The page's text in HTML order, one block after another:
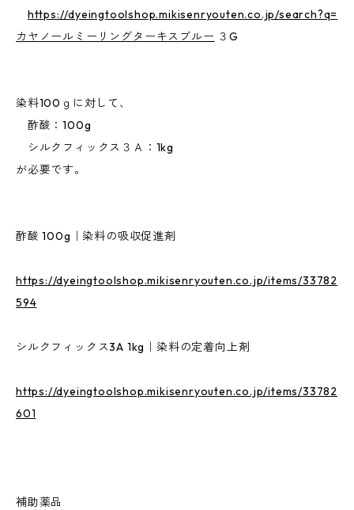
https://dyeingtoolshop.mikisenryouten.co.jp/search?q=
カヤノールミーリングターキスブルー ３G
染料100ｇに対して、
酢酸：100g
シルクフィックス３Ａ：1kg
が必要です。
酢酸 100g｜染料の吸収促進剤
https://dyeingtoolshop.mikisenryouten.co.jp/items/33782
594
シルクフィックス3A 1kg｜染料の定着向上剤
https://dyeingtoolshop.mikisenryouten.co.jp/items/33782
601
補助薬品